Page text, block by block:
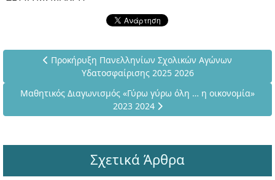
Προηγούμενο άρθρο: Προκήρυξη Πανελληνίων
Προκήρυξη Πανελληνίων Σχολικών Αγώνων
Υδατοσφαίρισης 2025 2026
Επόμενο άρθρο: Μαθητικός Διαγωνισμός «Γύρω γύρω όλη … η
Μαθητικός Διαγωνισμός «Γύρω γύρω όλη … η οικονομία»
2023 2024
Σχετικά Άρθρα